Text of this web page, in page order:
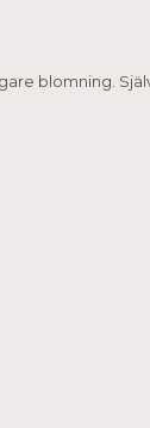
blomning.